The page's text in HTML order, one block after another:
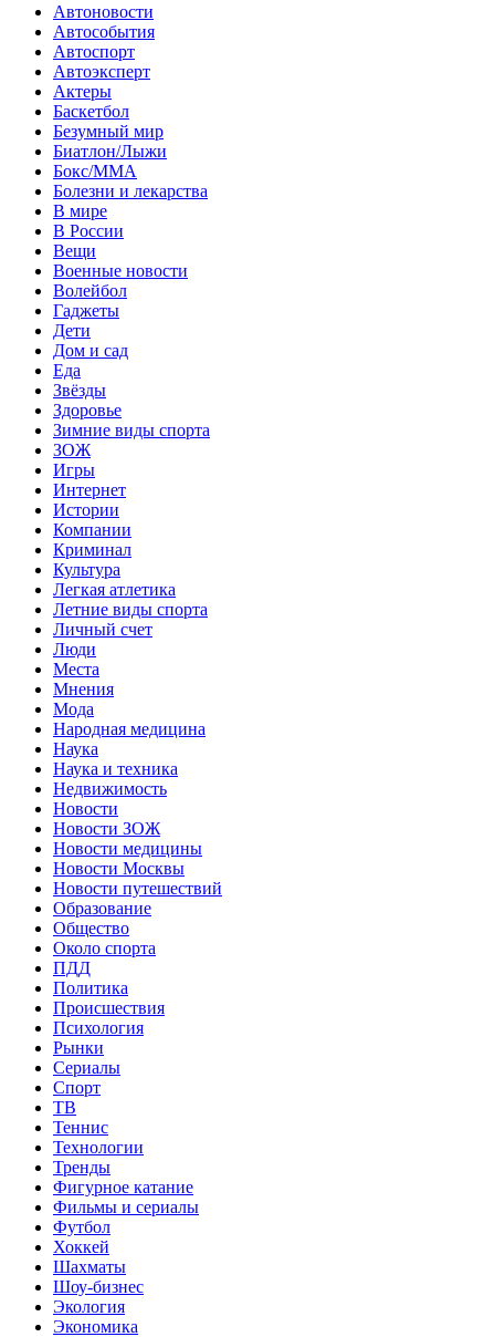
Автоновости
Автособытия
Автоспорт
Автоэксперт
Актеры
Баскетбол
Безумный мир
Биатлон/Лыжи
Бокс/MMA
Болезни и лекарства
В мире
В России
Вещи
Военные новости
Волейбол
Гаджеты
Дети
Дом и сад
Еда
Звёзды
Здоровье
Зимние виды спорта
ЗОЖ
Игры
Интернет
Истории
Компании
Криминал
Культура
Легкая атлетика
Летние виды спорта
Личный счет
Люди
Места
Мнения
Мода
Народная медицина
Наука
Наука и техника
Недвижимость
Новости
Новости ЗОЖ
Новости медицины
Новости Москвы
Новости путешествий
Образование
Общество
Около спорта
ПДД
Политика
Происшествия
Психология
Рынки
Сериалы
Спорт
ТВ
Теннис
Технологии
Тренды
Фигурное катание
Фильмы и сериалы
Футбол
Хоккей
Шахматы
Шоу-бизнес
Экология
Экономика